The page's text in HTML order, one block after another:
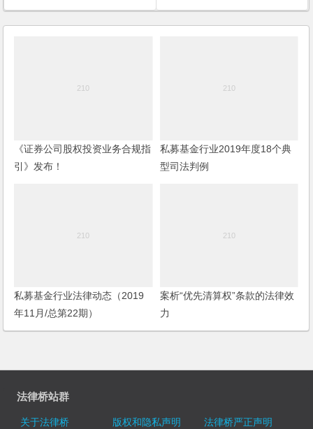
《证券公司股权投资业务合规指
引》发布！
私募基金行业2019年度18个典
型司法判例
私募基金行业法律动态（2019
年11月/总第22期）
案析“优先清算权”条款的法律效
力
法律桥站群
关于法律桥 版权和隐私声明
法律桥严正声明